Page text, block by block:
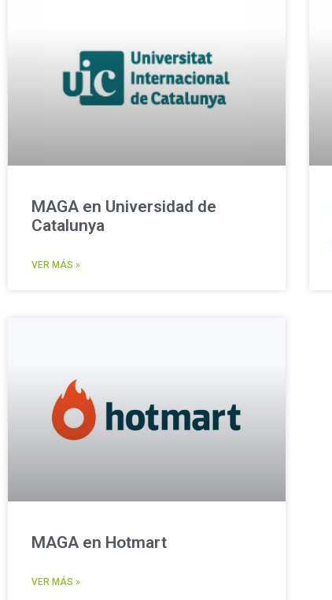
MAGA en Universidad de
Catalunya
VER MÁS »
MAGA en Hotmart
VER MÁS »